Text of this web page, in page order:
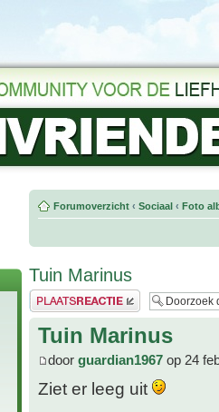
Forumoverzicht ‹ Sociaal ‹ Foto
Tuin Marinus
Plaats een reactie
Tuin Marinus
door guardian1967 op 24
Ziet er leeg uit